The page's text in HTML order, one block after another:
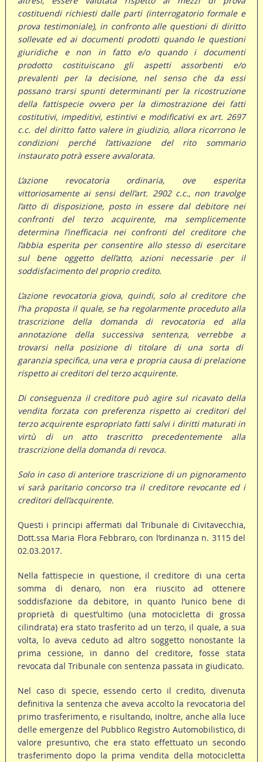
costituendi richiesti dalle parti (interrogatorio formale e
prova testimoniale), in confronto alle questioni di diritto
sollevate ed ai documenti prodotti quando le questioni
giuridiche e non in fatto e/o quando i documenti
prodotto costituiscano gli aspetti assorbenti e/o
prevalenti per la decisione, nel senso che da essi
possano trarsi spunti determinanti per la ricostruzione
della fattispecie ovvero per la dimostrazione dei fatti
costitutivi, impeditivi, estintivi e modificativi ex art. 2697
c.c. del diritto fatto valere in giudizio, allora ricorrono le
condizioni perché l’attivazione del rito sommario
instaurato potrà essere avvalorata.
L’azione revocatoria ordinaria, ove esperita
vittoriosamente ai sensi dell’art. 2902 c.c., non travolge
l’atto di disposizione, posto in essere dal debitore nei
confronti del terzo acquirente, ma semplicemente
determina l’inefficacia nei confronti del creditore che
l’abbia esperita per consentire allo stesso di esercitare
sul bene oggetto dell’atto, azioni necessarie per il
soddisfacimento del proprio credito.
L’azione revocatoria giova, quindi, solo al creditore che
l’ha proposta il quale, se ha regolarmente proceduto alla
trascrizione della domanda di revocatoria ed alla
annotazione della successiva sentenza, verrebbe a
trovarsi nella posizione di titolare di una sorta di
garanzia specifica, una vera e propria causa di prelazione
rispetto ai creditori del terzo acquirente.
Di conseguenza il creditore può agire sul ricavato della
vendita forzata con preferenza rispetto ai creditori del
terzo acquirente espropriato fatti salvi i diritti maturati in
virtù di un atto trascritto precedentemente alla
trascrizione della domanda di revoca.
Solo in caso di anteriore trascrizione di un pignoramento
vi sarà paritario concorso tra il creditore revocante ed i
creditori dell’acquirente.
Questi i principi affermati dal Tribunale di Civitavecchia,
Dott.ssa Maria Flora Febbraro, con l’ordinanza n. 3115 del
02.03.2017.
Nella fattispecie in questione, il creditore di una certa
somma di denaro, non era riuscito ad ottenere
soddisfazione da debitore, in quanto l’unico bene di
proprietà di quest’ultimo (una motocicletta di grossa
cilindrata) era stato trasferito ad un terzo, il quale, a sua
volta, lo aveva ceduto ad altro soggetto nonostante la
prima cessione, in danno del creditore, fosse stata
revocata dal Tribunale con sentenza passata in giudicato.
Nel caso di specie, essendo certo il credito, divenuta
definitiva la sentenza che aveva accolto la revocatoria del
primo trasferimento, e risultando, inoltre, anche alla luce
delle emergenze del Pubblico Registro Automobilistico, di
valore presuntivo, che era stato effettuato un secondo
trasferimento dopo la prima vendita della motocicletta